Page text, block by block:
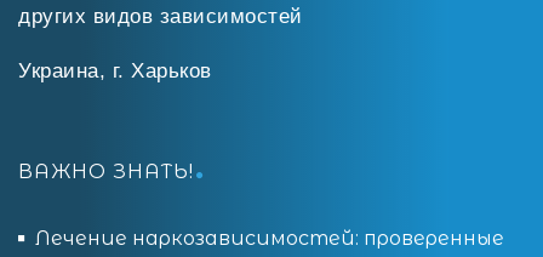
других видов зависимостей
Украина, г. Харьков
ВАЖНО ЗНАТЬ!
Лечение наркозависимостей: проверенные